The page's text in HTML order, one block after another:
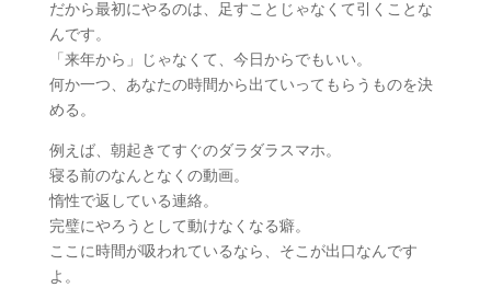
だから最初にやるのは、足すことじゃなくて引くことな
んです。
「来年から」じゃなくて、今日からでもいい。
何か一つ、あなたの時間から出ていってもらうものを決
める。
例えば、朝起きてすぐのダラダラスマホ。
寝る前のなんとなくの動画。
惰性で返している連絡。
完璧にやろうとして動けなくなる癖。
ここに時間が吸われているなら、そこが出口なんです
よ。